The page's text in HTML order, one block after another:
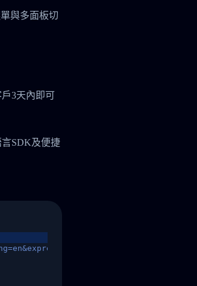
與多面板切
3天內即可
SDK及便捷